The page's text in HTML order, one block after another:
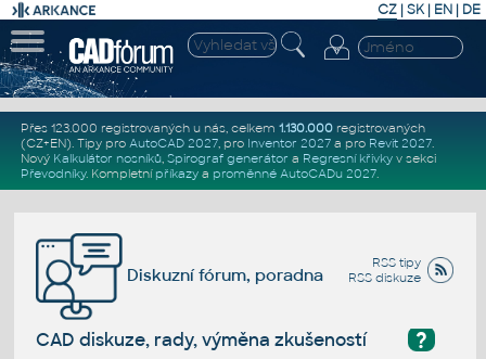
CZ | SK| EN | DE
Přes 123.000 registrovaných u nás, celkem 1.130.000registrovaných
(CZ+EN). Tipy pro AutoCAD 2027, pro Inventor 2027a pro Revit 2027.
Nový Kalkulátor nosníků, Spirograf generátor a Regresní křivkyv sekci
Převodníky. Kompletní příkazya proměnné AutoCADu 2027.
RSS tipy
RSS diskuze
Diskuzní fórum, poradna
?
CAD diskuze, rady, výměna zkušeností